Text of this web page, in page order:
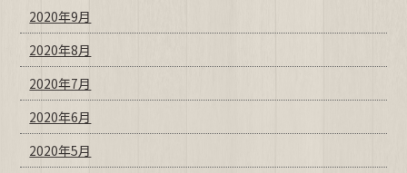
2020年9月
2020年8月
2020年7月
2020年6月
2020年5月